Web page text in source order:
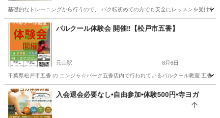
基礎的なトレーニングから行うので、 バク転初めての方でも安全にレッスンを受け
千葉 浦安市 浦安駅 体操 バク
パルクール体験会 開催‼️【松戸市五香】
元山駅 8月6日
千葉県松戸市五香 の ニンジャ☆パーク五香店内で行われているパルクール教室 五香
千葉 松戸市 元山駅 スポーツ パルクール
入会退会必要なし•自由参加•体験500円•寺ヨガ